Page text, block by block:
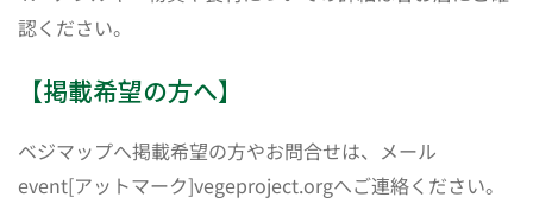
認ください。
【掲載希望の方へ】
ベジマップへ掲載希望の方やお問合せは、メール
event[アットマーク]vegeproject.orgへご連絡ください。